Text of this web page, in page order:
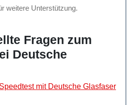
weitere Unterstützung.
Fragen zum
Deutsche
mit Deutsche Glasfaser